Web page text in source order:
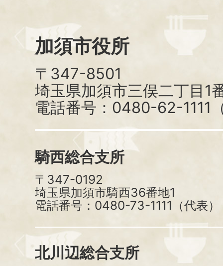
加須市役所
〒347-8501
埼玉県加須市三俣二丁目1
電話番号：0480-62-1111
騎西総合支所
〒347-0192
埼玉県加須市騎西36番地1
電話番号：0480-73-1111（代表）
北川辺総合支所